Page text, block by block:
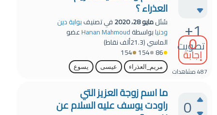
+1
تصويت
0
إجابة
487مشاهدات
العذراء ؟
سُئلمايو 28، 2020 في تصنيفبوابة دين
ودنيابواسطةHanan Mahmoudعضو
الماسي(21.3ألف
نقاط)
86
154
154
مريم_العذراء عيسى يسوع
0
ما اسم زوجة العزيز التي
راودت يوسف عليه السلام عن